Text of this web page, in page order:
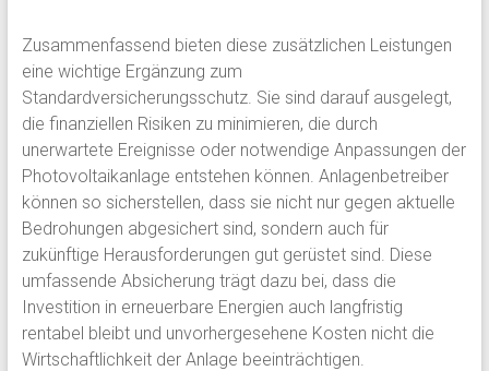
Zusammenfassend bieten diese zusätzlichen Leistungen
eine wichtige Ergänzung zum
Standardversicherungsschutz. Sie sind darauf ausgelegt,
die finanziellen Risiken zu minimieren, die durch
unerwartete Ereignisse oder notwendige Anpassungen der
Photovoltaikanlage entstehen können. Anlagenbetreiber
können so sicherstellen, dass sie nicht nur gegen aktuelle
Bedrohungen abgesichert sind, sondern auch für
zukünftige Herausforderungen gut gerüstet sind. Diese
umfassende Absicherung trägt dazu bei, dass die
Investition in erneuerbare Energien auch langfristig
rentabel bleibt und unvorhergesehene Kosten nicht die
Wirtschaftlichkeit der Anlage beeinträchtigen.